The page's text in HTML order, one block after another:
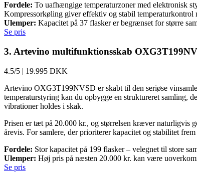
Fordele: To uafhængige temperaturzoner med elektronisk
Kompressorkøling giver effektiv og stabil temperaturkontrol
Ulemper: Kapacitet på 37 flasker er begrænset for større
Se pris
3. Artevino multifunktionsskab
4.5/5 | 19.995 DKK
Artevino OXG3T199NVSD er skabt til den seriøse
temperaturstyring kan du opbygge en struktureret samling,
vibrationer holdes i skak.
Prisen er tæt på 20.000 kr., og størrelsen kræver naturligvis
årevis. For samlere, der prioriterer kapacitet og stabilitet
Fordele: Stor kapacitet på 199 flasker – velegnet til store
Ulemper: Høj pris på næsten 20.000 kr. kan være
Se pris